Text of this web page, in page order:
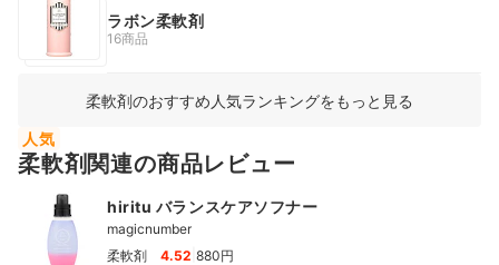
ラボン柔軟剤
16商品
柔軟剤のおすすめ人気ランキングをもっと見る
人気
柔軟剤関連の商品レビュー
hiritu バランスケアソフナー
magicnumber
柔軟剤
4.52 880円